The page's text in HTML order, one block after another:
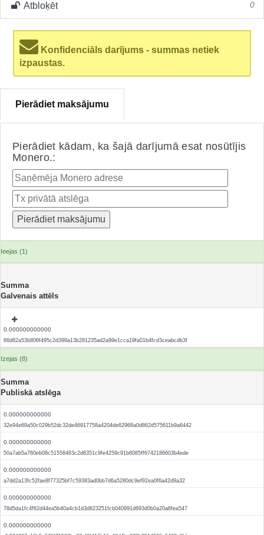
Atbloķēt 0
Konfidenciāls darījums - summas netiek
izpaustas.
Pierādiet maksājumu
Pierādiet kādam, ka šajā darījumā esat nosūtījis
Monero.:
Ieejas (1)
Summa
Galvenais attēls
0.000000000000
66d82a53b806f495c2d399a13b281235ad2a99e1cca19fa01b4fcd3ceabcdb3f
Izejas (8)
Summa
Publiskā atslēga
0.000000000000
32e94e69a50c029b52dc32de46917758a4204de62968a0d862d575611b9a6442
0.000000000000
50a7ab5a760eb08c51558483c2d6351c9fe4259c91b8085ff6742186603b4ede
0.000000000000
a7dd2a13fc52fae8f77325bf7c59383ad0bb7d6a5280dc9ef92ea0f6a42d9a32
0.000000000000
78d5da1fc4f62d44ea5b40a4cb1d3d823251fcb040991d693d0b0a20a6fea547
0.000000000000